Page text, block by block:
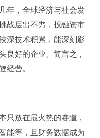
年，全球经济与社会发
战层出不穷，投融资市
深技术积累，能深刻影
良好的企业。简言之，
经营。
只放在最火热的赛道，
能等，且财务数据成为